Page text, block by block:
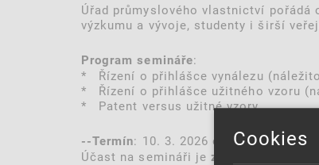
Úřad průmyslového vlastnictví
výzkumu a vývoje, studenty i širší
Program semináře:
* Řízení o přihlášce vynálezu
* Řízení o přihlášce užitného vzoru
* Patent versus užitné vzory
--Termín: 10. 3. 2026 od 9.30 h
Účast na semináři jezdarma
Cookies